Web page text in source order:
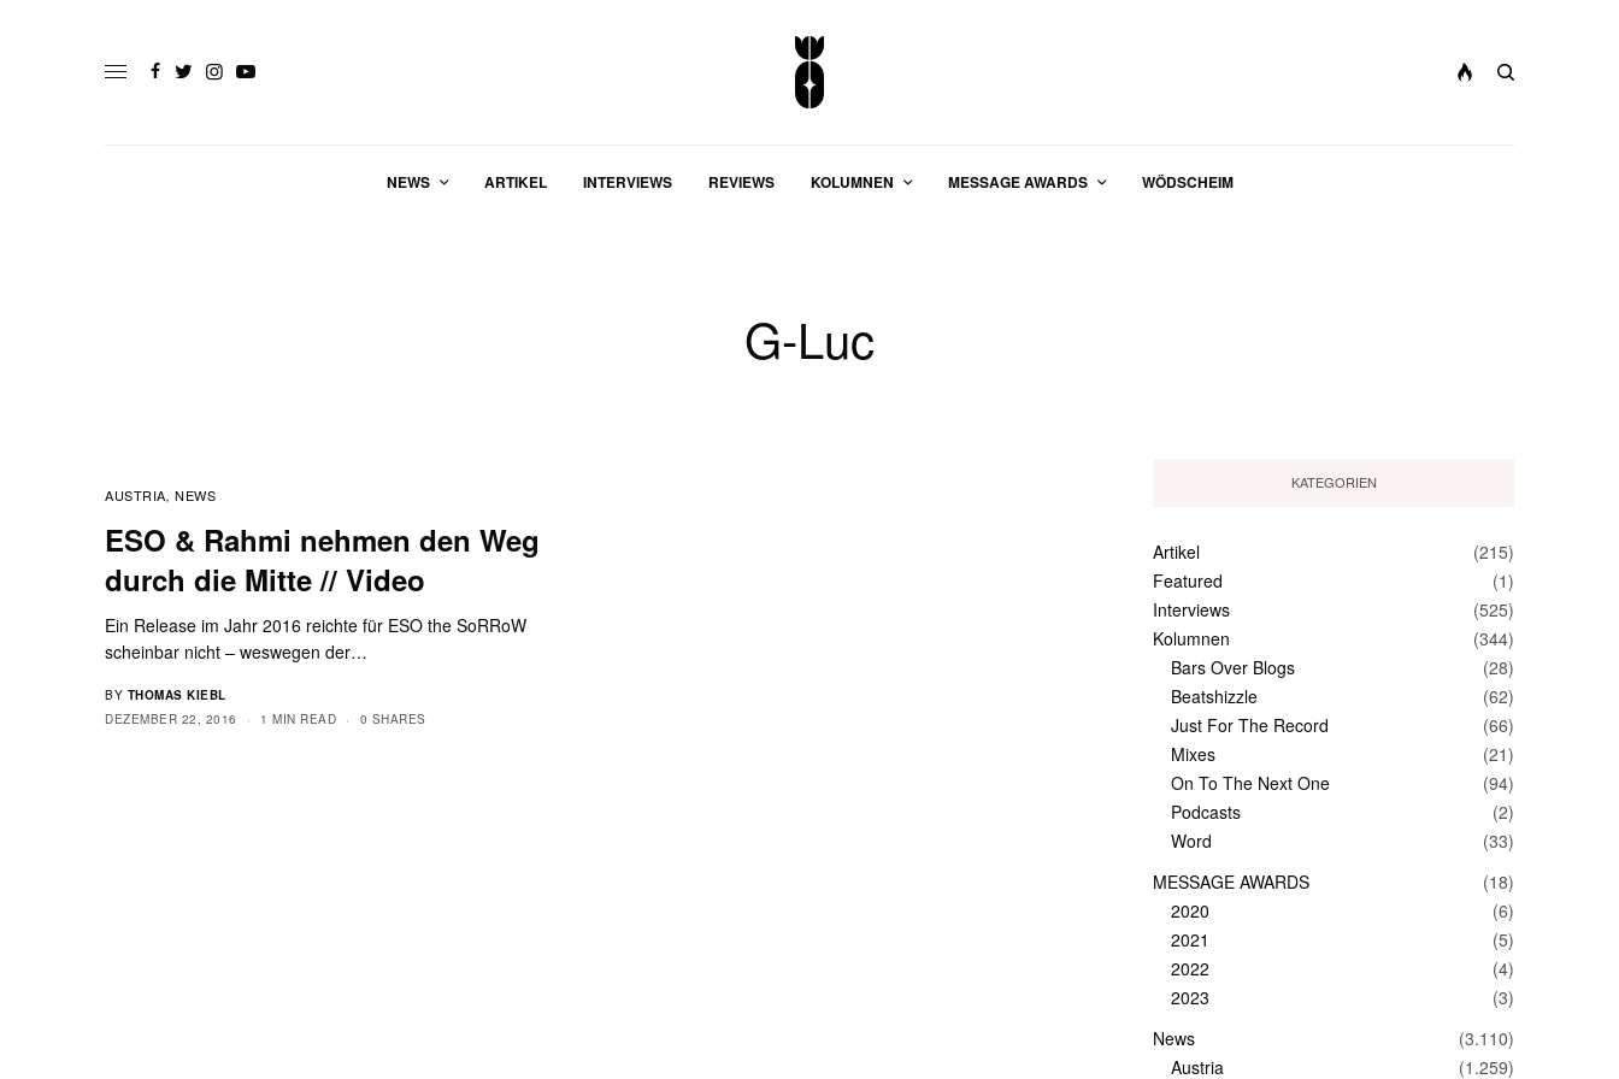
NEWS ARTIKEL INTERVIEWS REVIEWS KOLUMNEN MESSAGE AWARDS WÖDSCHEIM
G-Luc
AUSTRIA, NEWS
ESO & Rahmi nehmen den Weg
durch die Mitte // Video
Ein Release im Jahr 2016 reichte für ESO the SoRRoW
scheinbar nicht – weswegen der…
BY THOMAS KIEBL
DEZEMBER 22, 2016
1 MIN READ 0 SHARES
KATEGORIEN
Artikel
(215)
Featured
(1)
Interviews
(525)
Kolumnen
(344)
Bars Over Blogs
(28)
Beatshizzle
(62)
Just For The Record
(66)
Mixes
(21)
On To The Next One
(94)
Podcasts
(2)
Word
(33)
MESSAGE AWARDS
(18)
2020
(6)
2021
(5)
2022
(4)
2023
(3)
News
(3.110)
Austria
(1.259)